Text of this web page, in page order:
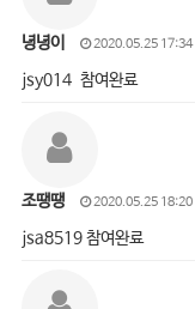
녕녕이 2020.05.25 17:34
jsy014 참여완료
조땡땡 2020.05.25 18:20
jsa8519 참여완료